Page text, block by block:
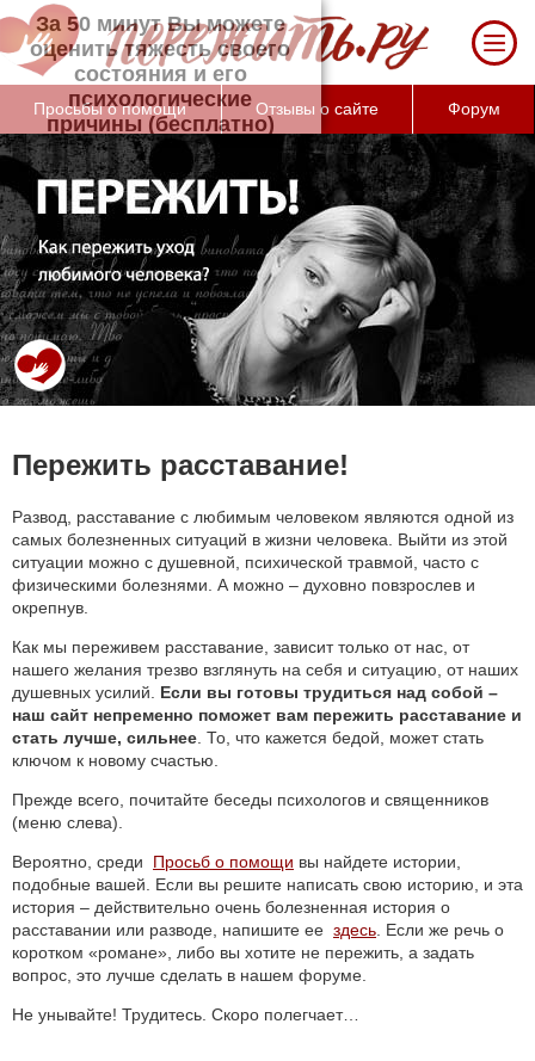
За 50 минут Вы можете оценить тяжесть
своего состояния и его психологические
причины (бесплатно)
Просьбы о помощи Отзывы о сайте Форум
Пережить расставание!
Развод, расставание с любимым человеком являются одной из
самых болезненных ситуаций в жизни человека. Выйти из этой
ситуации можно с душевной, психической травмой, часто с
физическими болезнями. А можно – духовно повзрослев и
окрепнув.
Как мы переживем расставание, зависит только от нас, от
нашего желания трезво взглянуть на себя и ситуацию, от наших
душевных усилий. Если вы готовы трудиться над собой –
наш сайт непременно поможет вам пережить расставание и
стать лучше, сильнее . То, что кажется бедой, может стать
ключом к новому счастью.
Прежде всего, почитайте беседы психологов и священников
(меню слева).
Вероятно, среди Просьб о помощи вы найдете истории,
подобные вашей. Если вы решите написать свою историю, и эта
история – действительно очень болезненная история о
расставании или разводе, напишите ее здесь . Если же речь о
коротком «романе», либо вы хотите не пережить, а задать
вопрос, это лучше сделать в нашем форуме.
Не унывайте! Трудитесь. Скоро полегчает…